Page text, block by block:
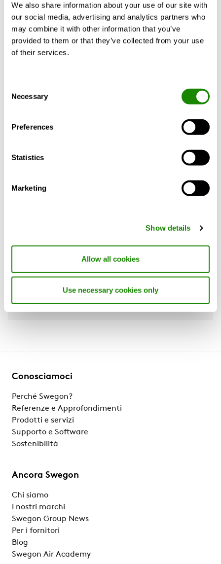
We also share information about your use of our site with
our social media, advertising and analytics partners who
may combine it with other information that you’ve
provided to them or that they’ve collected from your use
of their services.
Selection
Necessary
Preferences
Statistics
Marketing
Show details
Allow all cookies
Use necessary cookies only
regolatore
Impostazione rapida dei parametri
Controlli analogici o controllo Modbus
Può essere facilmente isolato dalla condensa nel
sistema dei canali
Collegamenti rettangolari: 200 x 200 - 1400 x 700
mm
Regolazione pressione
Circolare, Rettangolare
CALCOLO CON LE VOSTRE ESIGENZE
Documenti
Ulteriori informazioni su REACT.
Conosciamoci
Perché Swegon?
Referenze e Approfondimenti
Prodotti e servizi
Supporto e Software
Sostenibilità
Ancora Swegon
Chi siamo
I nostri marchi
Swegon Group News
Per i fornitori
Blog
Swegon Air Academy